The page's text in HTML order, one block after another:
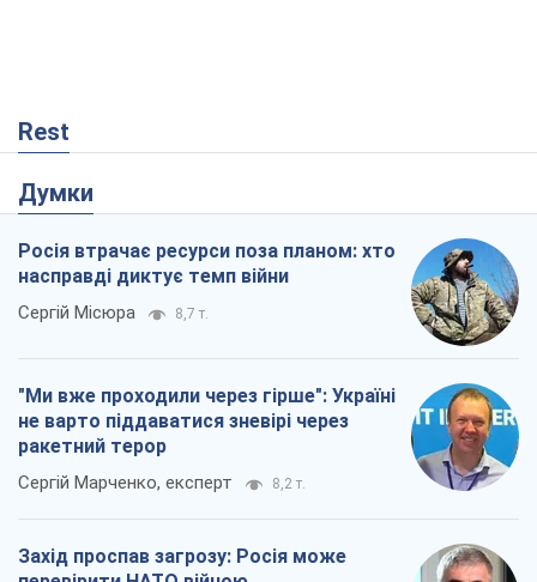
Rest
Думки
Росія втрачає ресурси поза планом: хто
насправді диктує темп війни
Сергій Місюра 8,7 т.
"Ми вже проходили через гірше": Україні
не варто піддаватися зневірі через
ракетний терор
Сергій Марченко, експерт 8,2 т.
Захід проспав загрозу: Росія може